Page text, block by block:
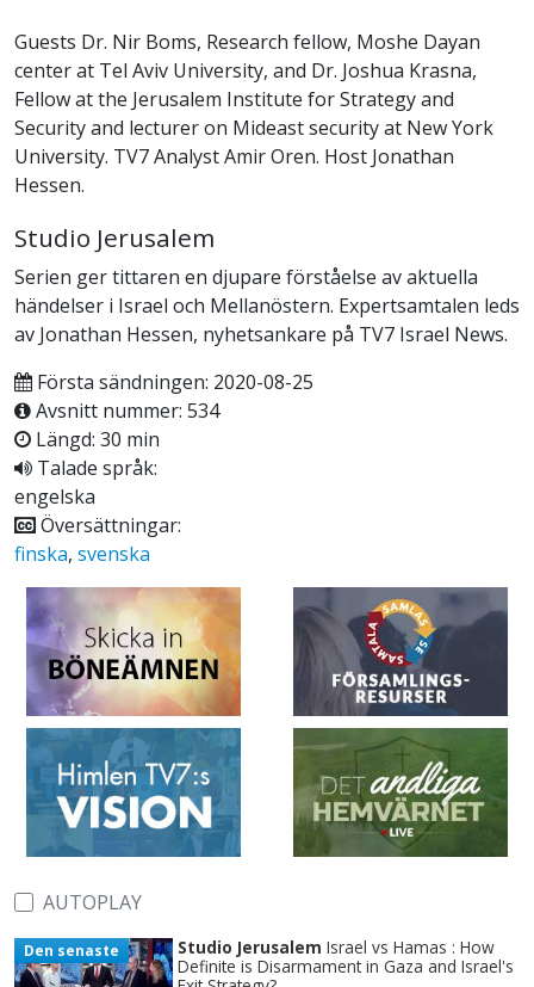
Guests Dr. Nir Boms, Research fellow, Moshe Dayan
center at Tel Aviv University, and Dr. Joshua Krasna,
Fellow at the Jerusalem Institute for Strategy and
Security and lecturer on Mideast security at New York
University. TV7 Analyst Amir Oren. Host Jonathan
Hessen.
Studio Jerusalem
Serien ger tittaren en djupare förståelse av aktuella
händelser i Israel och Mellanöstern. Expertsamtalen leds
av Jonathan Hessen, nyhetsankare på TV7 Israel News.
Första sändningen: 2020-08-25
Avsnitt nummer: 534
Längd: 30 min
Talade språk:
engelska
Översättningar:
finska, svenska
AUTOPLAY
Den senaste Studio Jerusalem Israel vs Hamas : How
Definite is Disarmament in Gaza and Israel's